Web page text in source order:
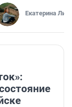
Екатерина